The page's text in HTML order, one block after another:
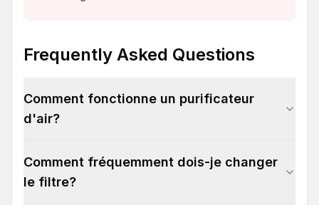
Frequently Asked Questions
Comment fonctionne un purificateur
d'air?
Comment fréquemment dois-je changer
le filtre?